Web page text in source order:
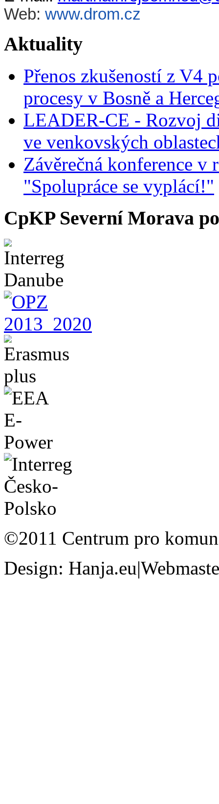
Web: www.drom.cz
Aktuality
Přenos zkušeností z V4
procesy v Bosně a
LEADER-CE - Rozvoj
ve venkovských
Závěrečná konference v
"Spolupráce se vyplácí!"
CpKP Severní Morava
©2011 Centrum pro
Design: